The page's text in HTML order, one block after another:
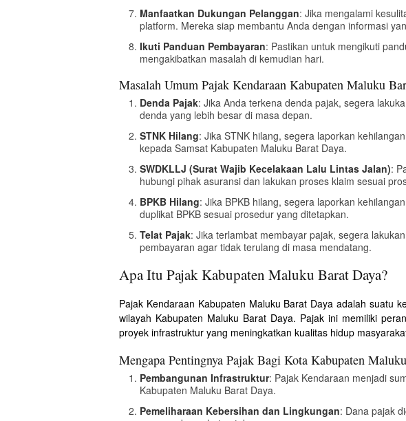
Manfaatkan Dukungan Pelanggan: Jika mengalami
platform. Mereka siap membantu Anda dengan informasi
Ikuti Panduan Pembayaran: Pastikan untuk mengikuti
mengakibatkan masalah di kemudian hari.
Masalah Umum Pajak Kendaraan Kabupaten Maluku
Denda Pajak: Jika Anda terkena denda pajak, segera
denda yang lebih besar di masa depan.
STNK Hilang: Jika STNK hilang, segera laporkan
kepada Samsat Kabupaten Maluku Barat Daya.
SWDKLLJ (Surat Wajib Kecelakaan Lalu Lintas Jalan):
hubungi pihak asuransi dan lakukan proses klaim sesuai
BPKB Hilang: Jika BPKB hilang, segera laporkan
duplikat BPKB sesuai prosedur yang ditetapkan.
Telat Pajak: Jika terlambat membayar pajak, segera
pembayaran agar tidak terulang di masa mendatang.
Apa Itu Pajak Kabupaten Maluku Barat Daya?
Pajak Kendaraan Kabupaten Maluku Barat Daya adalah suatu
wilayah Kabupaten Maluku Barat Daya. Pajak ini memiliki
proyek infrastruktur yang meningkatkan kualitas hidup
Mengapa Pentingnya Pajak Bagi Kota Kabupaten
Pembangunan Infrastruktur: Pajak Kendaraan menjadi
Kabupaten Maluku Barat Daya.
Pemeliharaan Kebersihan dan Lingkungan: Dana pajak